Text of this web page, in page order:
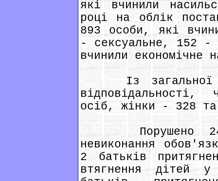
які вчинили
році на облік
893 особи, які
- сексуальне, 152 -
вчинили економічне
Із загальної
відповідальності,
осіб, жінки - 328
Порушено 24
невиконання
2 батьків
втягнення дітей